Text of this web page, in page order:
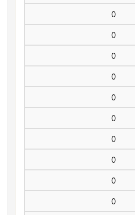
0
0
0
0
0
0
0
0
0
0